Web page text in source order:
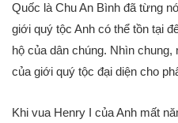
Quốc là Chu An Bình đã từng
giới quý tộc Anh có thể tồn tại
hộ của dân chúng. Nhìn
của giới quý tộc đại diện cho
Khi vua Henry I của Anh mất